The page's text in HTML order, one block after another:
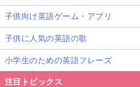
子供向け英語ゲーム・アプリ
子供に人気の英語の歌
小学生のための英語フレーズ
注目トピックス